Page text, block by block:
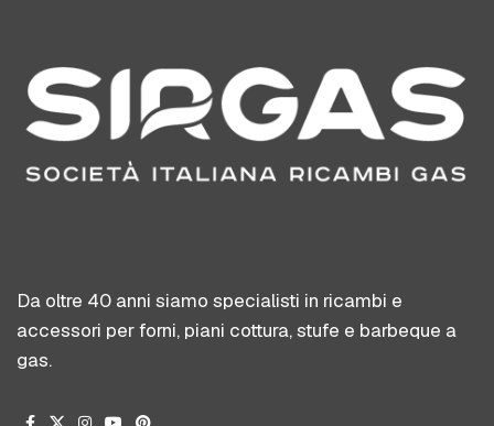
Da oltre 40 anni siamo specialisti in ricambi e
accessori per forni, piani cottura, stufe e barbeque a
gas.